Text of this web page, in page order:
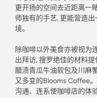
更开扬的空间去近距离一
师独有的手艺, 更能营造
境。
除咖啡以外美食亦被视为
出拜访, 搜罗绝佳的材料
醋渍青瓜牛油软包及川麻
又多变的Blooms Coffee
沟通、连系使咖啡店的体